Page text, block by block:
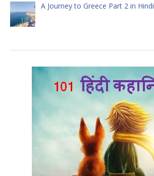
A Journey to Greece Part 2 in Hindi